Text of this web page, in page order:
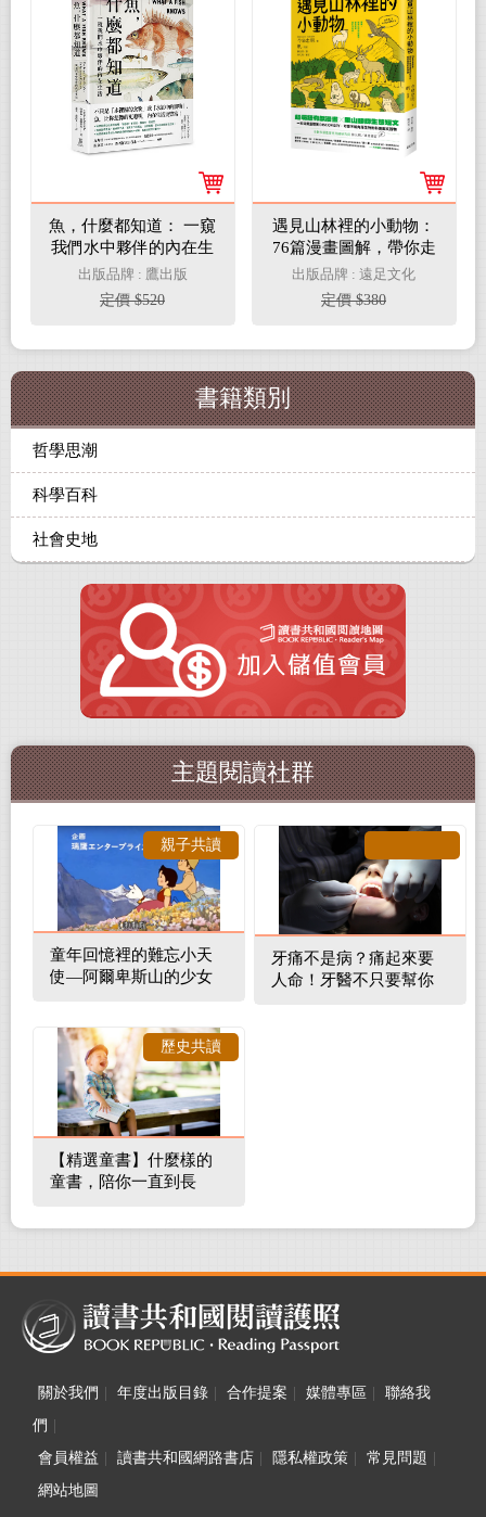
魚，什麼都知道： 一窺
我們水中夥伴的內在生
活
出版品牌 : 鷹出版
定價 $520
遇見山林裡的小動物：
76篇漫畫圖解，帶你走
進充滿驚奇的里山，輕
鬆吸收生態知識
出版品牌 : 遠足文化
定價 $380
書籍類別
哲學思潮
科學百科
社會史地
主題閱讀社群
童年回憶裡的難忘小天
使—阿爾卑斯山的少女
親子共讀
牙痛不是病？痛起來要
人命！牙醫不只要幫你
【精選童書】什麼樣的
童書，陪你一直到長
歷史共讀
關於我們 年度出版目錄 合作提案 媒體專區
聯絡我
們
會員權益
讀書共和國網路書店 隱私權政策 常見問題
網站地圖